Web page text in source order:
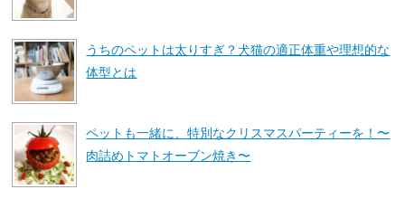
うちのペットは太りすぎ？犬猫の適正体重や理想的な
体型とは
ペットも一緒に、特別なクリスマスパーティーを！〜
肉詰めトマトオーブン焼き〜